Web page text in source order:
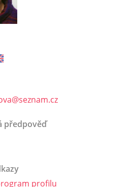
předpověď
profilu